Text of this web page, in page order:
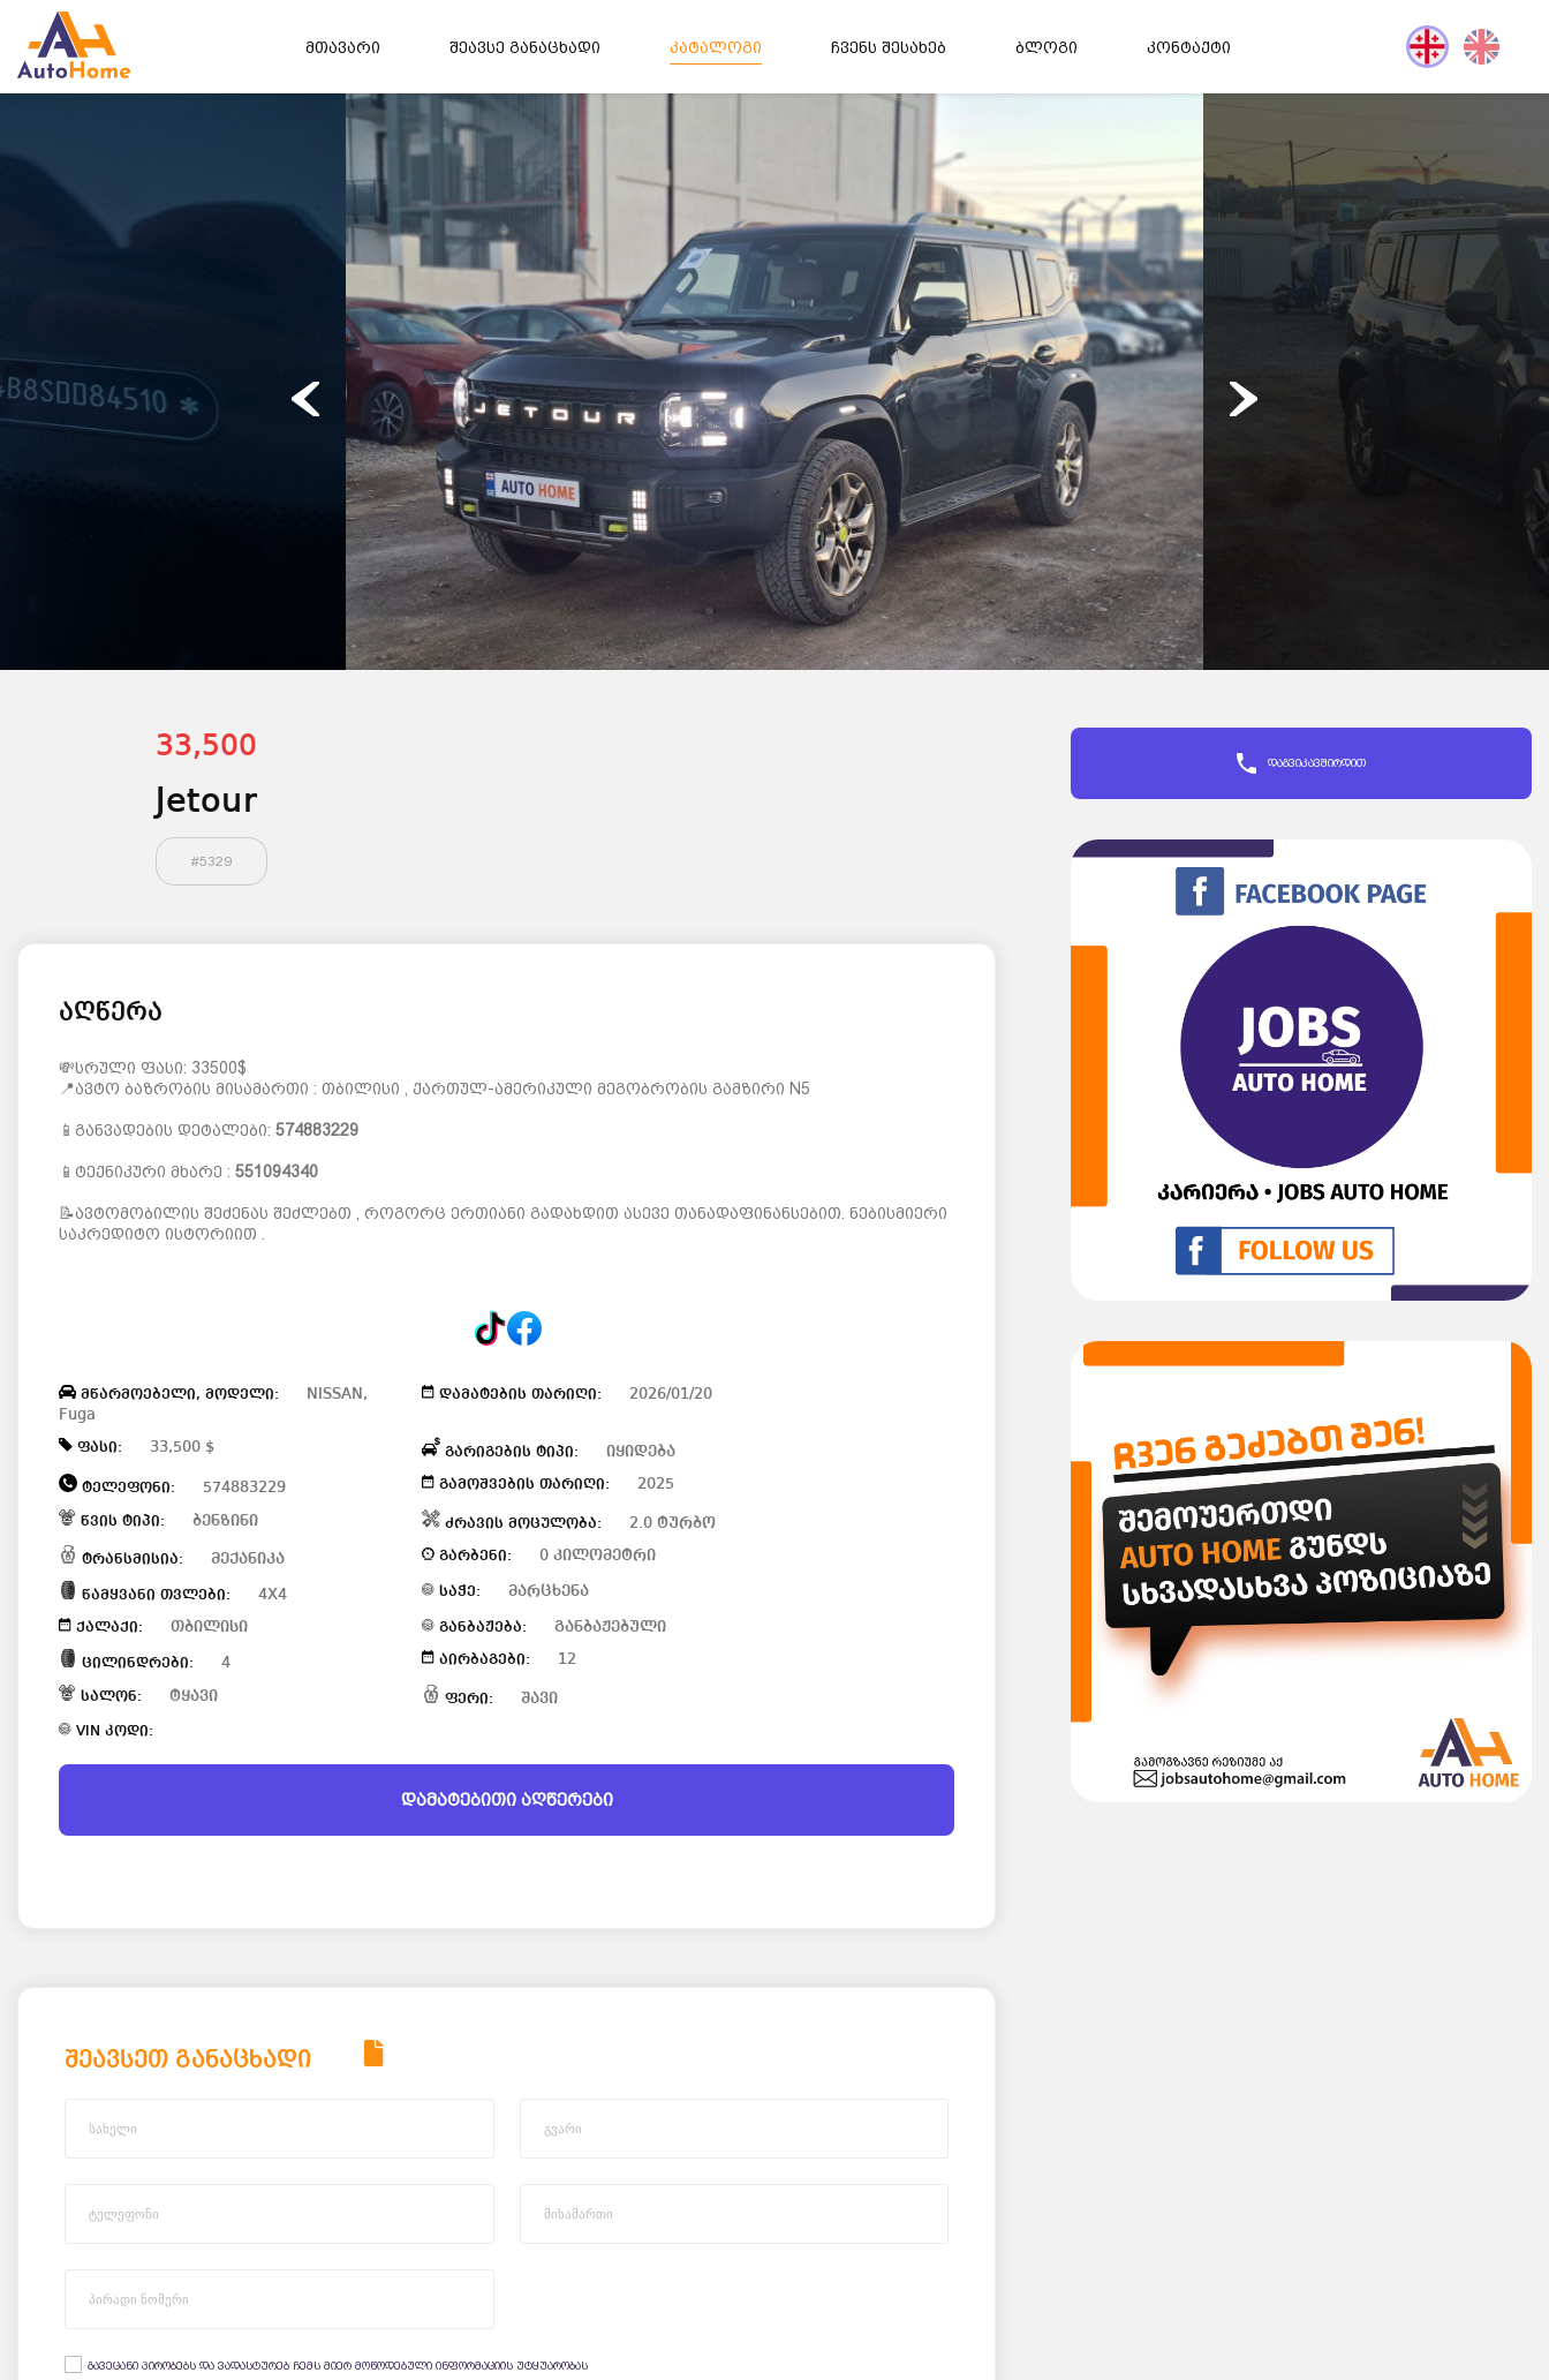
მთავარი შეავსე განაცხადი კატალოგი ჩვენს შესახებ ბლოგი კონტაქტი
33,500
Jetour
#5329
აღწერა
💸სრული ფასი: 33500$
📍ავტო ბაზრობის მისამართი : თბილისი , ქართულ-ამერიკული მეგობრობის გამზირი N5
📱განვადების დეტალები: 574883229
📱ტექნიკური მხარე : 551094340
📝ავტომობილის შეძენას შეძლებთ , როგორც ერთიანი გადახდით ასევე თანადაფინანსებით. ნებისმიერი
საკრედიტო ისტორიით .
მწარმოებელი, მოდელი:
NISSAN,
Fuga
დამატების თარიღი: 2026/01/20
ფასი: 33,500 $ გარიგების ტიპი: იყიდება
ტელეფონი: 574883229 გამოშვების თარიღი: 2025
წვის ტიპი: ბენზინი ძრავის მოცულობა: 2.0 ტურბო
ტრანსმისია: მექანიკა გარბენი: 0 კილომეტრი
წამყვანი თვლები: 4X4 საჭე: მარცხენა
ქალაქი: თბილისი განბაჟება: განბაჟებული
ცილინდრები: 4 აირბაგები: 12
სალონ: ტყავი ფერი: შავი
VIN კოდი:
დამატებითი აღწერები
შეავსეთ განაცხადი
გავეცანი პირობებს და ვადასტურებ ჩემს მიერ მოწოდებული ინფორმაციის უტყუარობას
დაგვიკავშირდით